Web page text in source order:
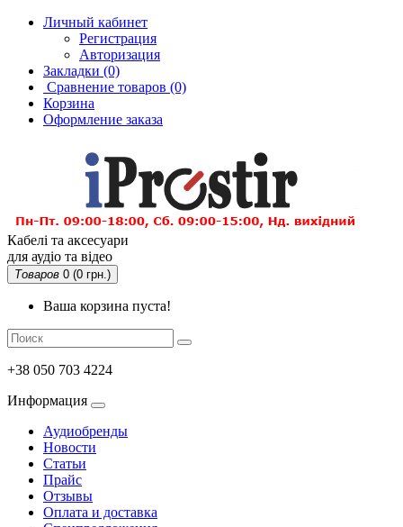
Личный кабинет
Регистрация
Авторизация
Закладки (0)
Сравнение товаров (0)
Корзина
Оформление заказа
Кабелі та аксесуари
для аудіо та відео
Товаров 0 (0 грн.)
Ваша корзина пуста!
+38 050 703 4224
Информация
Аудиобренды
Новости
Статьи
Прайс
Отзывы
Оплата и доставка